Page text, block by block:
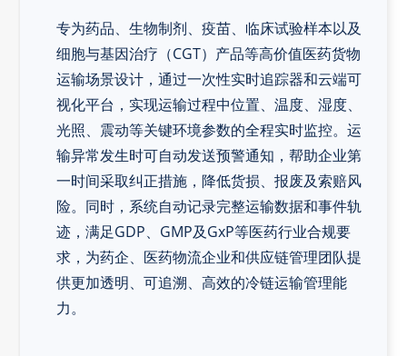
专为药品、生物制剂、疫苗、临床试验样本以及
细胞与基因治疗（CGT）产品等高价值医药货物
运输场景设计，通过一次性实时追踪器和云端可
视化平台，实现运输过程中位置、温度、湿度、
光照、震动等关键环境参数的全程实时监控。运
输异常发生时可自动发送预警通知，帮助企业第
一时间采取纠正措施，降低货损、报废及索赔风
险。同时，系统自动记录完整运输数据和事件轨
迹，满足GDP、GMP及GxP等医药行业合规要
求，为药企、医药物流企业和供应链管理团队提
供更加透明、可追溯、高效的冷链运输管理能
力。